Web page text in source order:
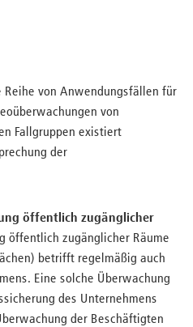
von Anwendungsfällen für
von
Fallgruppen existiert
der
öffentlich zugänglicher
öffentlich zugänglicher Räume
betrifft regelmäßig auch
Eine solche Überwachung
des Unternehmens
der Beschäftigten